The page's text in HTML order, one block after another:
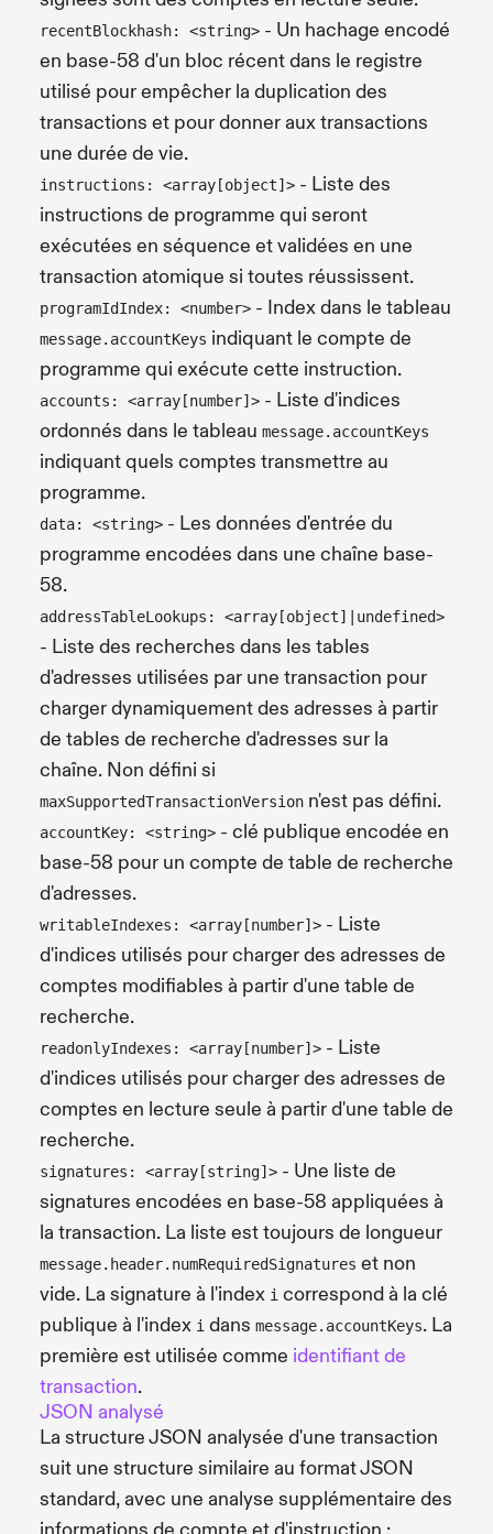
recentBlockhash: <string> - Un hachage encodé
en base-58 d'un bloc récent dans le registre
utilisé pour empêcher la duplication des
transactions et pour donner aux transactions
une durée de vie.
instructions: <array[object]> - Liste des
instructions de programme qui seront
exécutées en séquence et validées en une
transaction atomique si toutes réussissent.
programIdIndex: <number> - Index dans le tableau
message.accountKeys indiquant le compte de
programme qui exécute cette instruction.
accounts: <array[number]> - Liste d'indices
ordonnés dans le tableau message.accountKeys
indiquant quels comptes transmettre au
programme.
data: <string> - Les données d'entrée du
programme encodées dans une chaîne base-
58.
addressTableLookups: <array[object]|undefined>
- Liste des recherches dans les tables
d'adresses utilisées par une transaction pour
charger dynamiquement des adresses à partir
de tables de recherche d'adresses sur la
chaîne. Non défini si
maxSupportedTransactionVersion n'est pas défini.
accountKey: <string> - clé publique encodée en
base-58 pour un compte de table de recherche
d'adresses.
writableIndexes: <array[number]> - Liste
d'indices utilisés pour charger des adresses de
comptes modifiables à partir d'une table de
recherche.
readonlyIndexes: <array[number]> - Liste
d'indices utilisés pour charger des adresses de
comptes en lecture seule à partir d'une table de
recherche.
signatures: <array[string]> - Une liste de
signatures encodées en base-58 appliquées à
la transaction. La liste est toujours de longueur
message.header.numRequiredSignatures et non
vide. La signature à l'index i correspond à la clé
publique à l'index i dans message.accountKeys. La
première est utilisée comme identifiant de
transaction.
JSON analysé
La structure JSON analysée d'une transaction
suit une structure similaire au format JSON
standard, avec une analyse supplémentaire des